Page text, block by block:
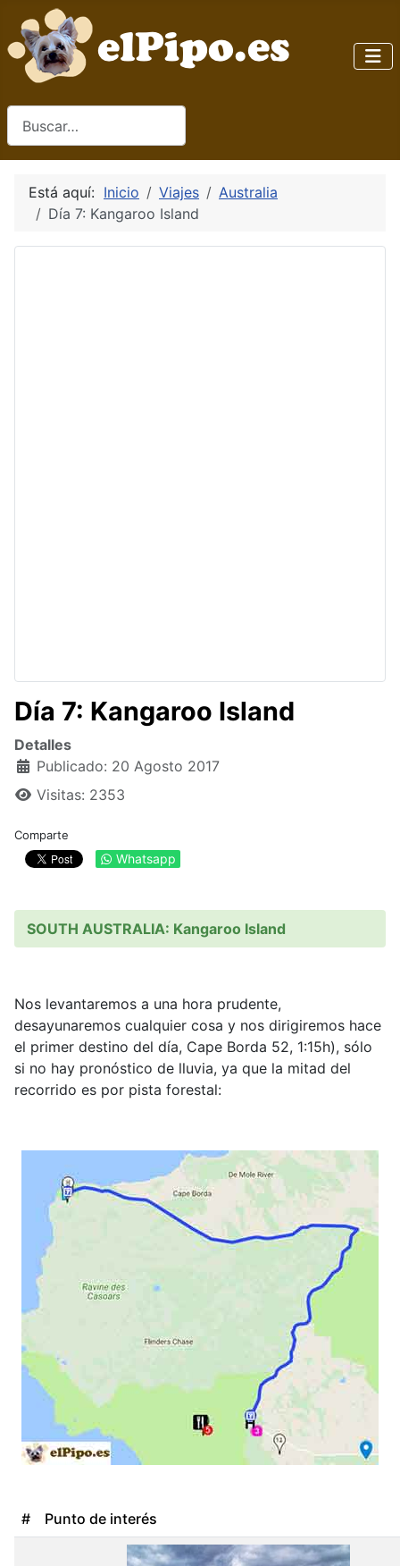
Está aquí: Inicio Viajes
Australia
Día 7: Kangaroo Island
Día 7: Kangaroo Island
Detalles
Publicado: 20 Agosto 2017
Visitas: 2353
Comparte
Whatsapp
SOUTH AUSTRALIA: Kangaroo Island
Nos levantaremos a una hora prudente,
desayunaremos cualquier cosa y nos dirigiremos hace
el primer destino del día, Cape Borda 52, 1:15h), sólo
si no hay pronóstico de lluvia, ya que la mitad del
recorrido es por pista forestal:
# Punto de interés